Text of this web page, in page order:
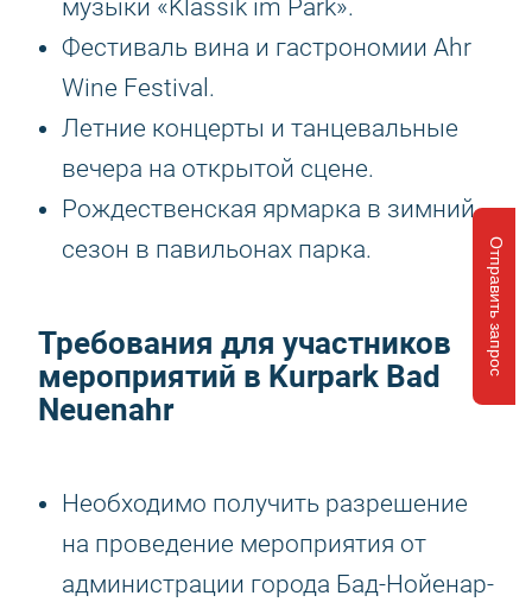
Отправить запрос
музыки «Klassik im Park».
Фестиваль вина и гастрономии Ahr
Wine Festival.
Летние концерты и танцевальные
вечера на открытой сцене.
Рождественская ярмарка в зимний
сезон в павильонах парка.
Требования для участников
мероприятий в Kurpark Bad
Neuenahr
Необходимо получить разрешение
на проведение мероприятия от
администрации города Бад-Нойенар-